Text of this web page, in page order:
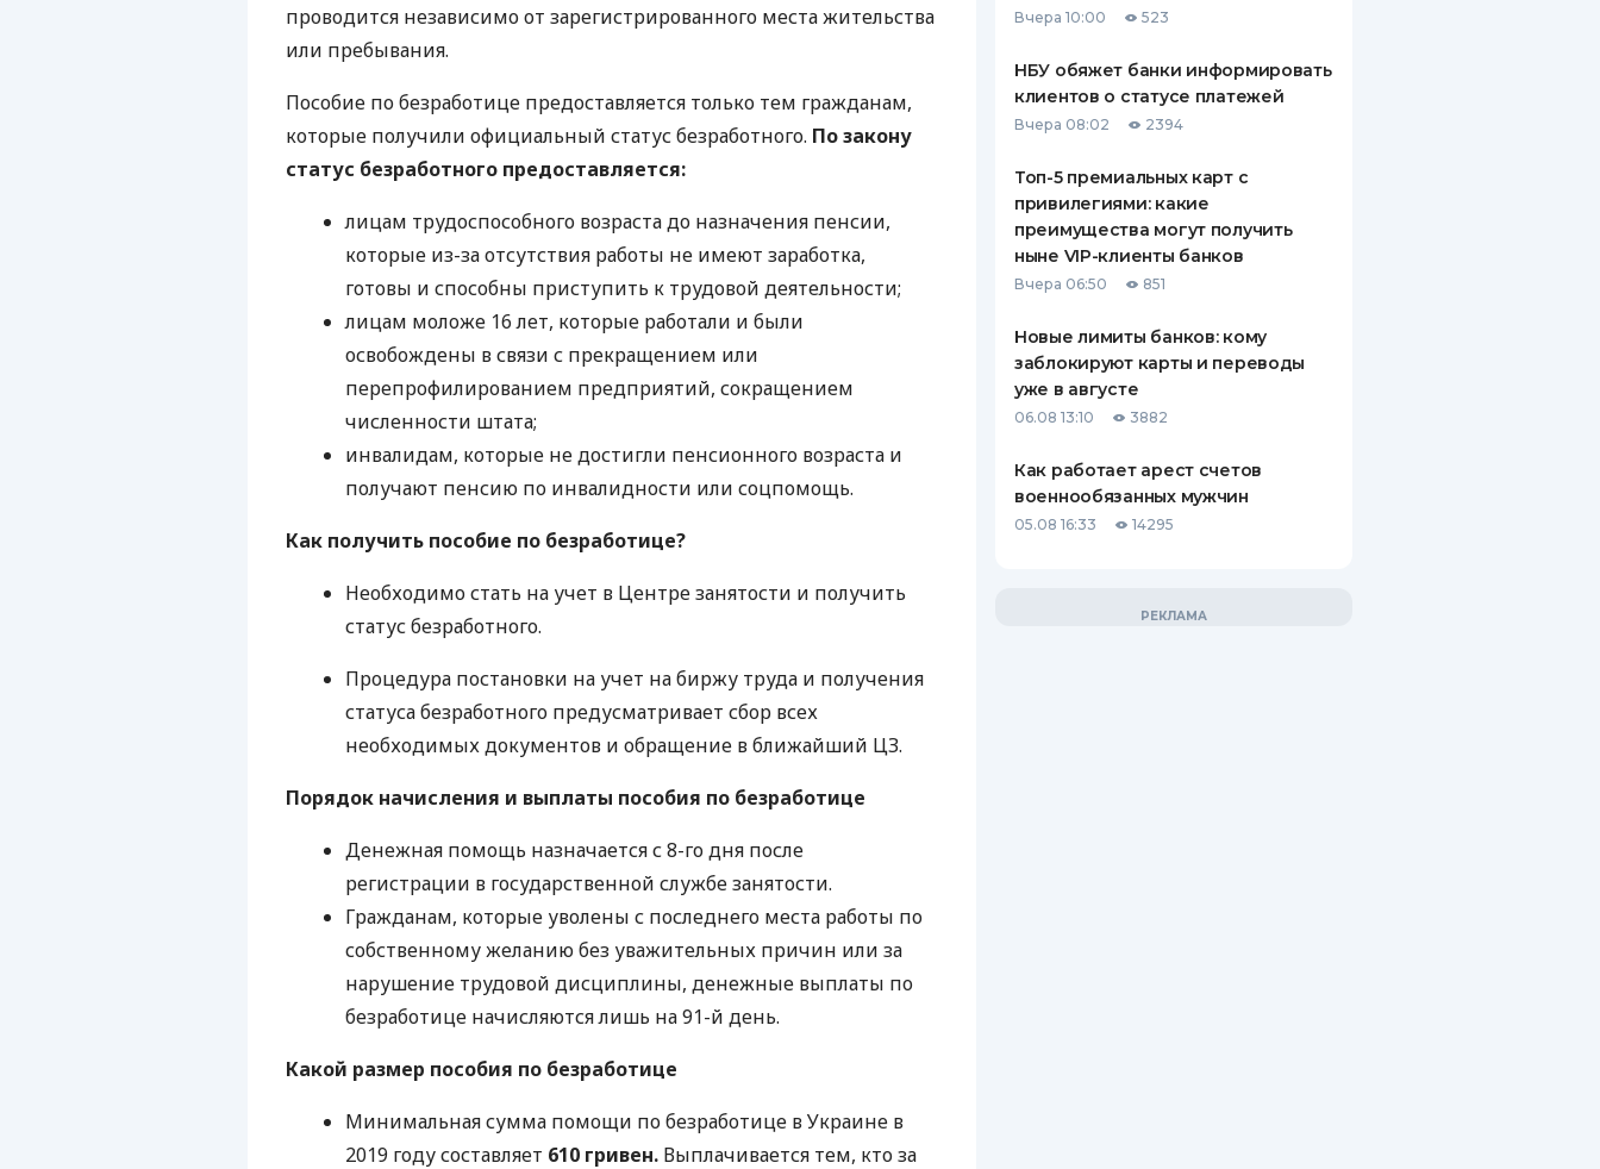
ПУТЕВОДИТЕЛИ ПО
БАНКОВСКИМ КАРТАМ
СТРАХОВАНИЮ
ВСЕ СТРАХОВЫЕ ПОЛИСЫ
ОТЗЫВЫ О СТРАХОВЫХ
КОМПАНИЯХ
проводится независимо от зарегистрированного места жительства
или пребывания.
Пособие по безработице предоставляется только тем гражданам,
которые получили официальный статус безработного. По закону
статус безработного предоставляется:
лицам трудоспособного возраста до назначения пенсии,
которые из-за отсутствия работы не имеют заработка,
готовы и способны приступить к трудовой деятельности;
лицам моложе 16 лет, которые работали и были
освобождены в связи с прекращением или
перепрофилированием предприятий, сокращением
численности штата;
инвалидам, которые не достигли пенсионного возраста и
получают пенсию по инвалидности или соцпомощь.
Как получить пособие по безработице?
Необходимо стать на учет в Центре занятости и получить
статус безработного.
Процедура постановки на учет на биржу труда и получения
статуса безработного предусматривает сбор всех
необходимых документов и обращение в ближайший ЦЗ.
Порядок начисления и выплаты пособия по безработице
Денежная помощь назначается с 8-го дня после
регистрации в государственной службе занятости.
Гражданам, которые уволены с последнего места работы по
собственному желанию без уважительных причин или за
нарушение трудовой дисциплины, денежные выплаты по
безработице начисляются лишь на 91-й день.
Какой размер пособия по безработице
Минимальная сумма помощи по безработице в Украине в
2019 году составляет 610 гривен. Выплачивается тем, кто за
Вчера 10:00 523
НБУ обяжет банки информировать
клиентов о статусе платежей
Вчера 08:02 2394
Топ-5 премиальных карт с
привилегиями: какие
преимущества могут получить
ныне VIP-клиенты банков
Вчера 06:50 851
Новые лимиты банков: кому
заблокируют карты и переводы
уже в августе
06.08 13:10 3882
Как работает арест счетов
военнообязанных мужчин
05.08 16:33 14295